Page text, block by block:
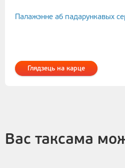
Палажэнне аб падарункавых
Глядзець на карце
Вас таксама